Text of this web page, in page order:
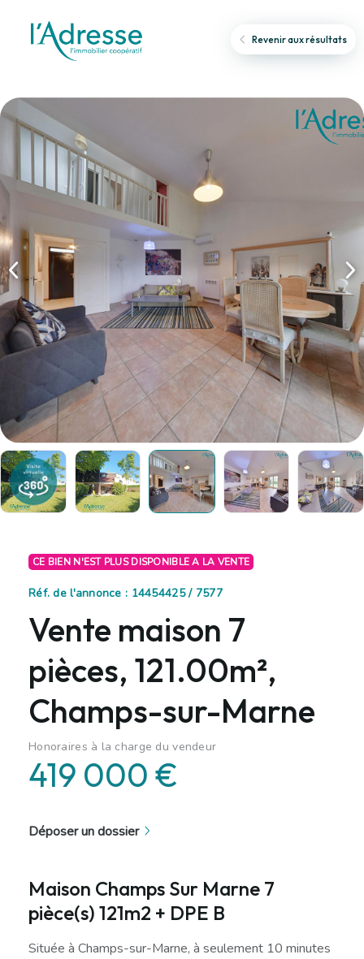
Revenir aux résultats
CE BIEN N'EST PLUS DISPONIBLE A LA VENTE
Réf. de l'annonce : 14454425 / 7577
Vente maison 7
pièces, 121.00m²,
Champs-sur-Marne
Honoraires à la charge du vendeur
419 000 €
Déposer un dossier
Maison Champs Sur Marne 7
pièce(s) 121m2 + DPE B
Située à Champs-sur-Marne, à seulement 10 minutes